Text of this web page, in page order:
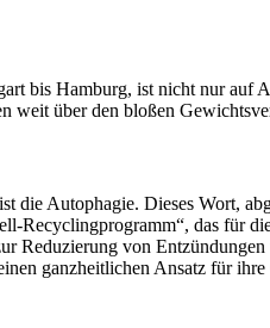
bis Hamburg, ist nicht nur
weit über den bloßen
Autophagie. Dieses Wort,
Recyclingprogramm“, das für
Reduzierung von
ganzheitlichen Ansatz für ihre